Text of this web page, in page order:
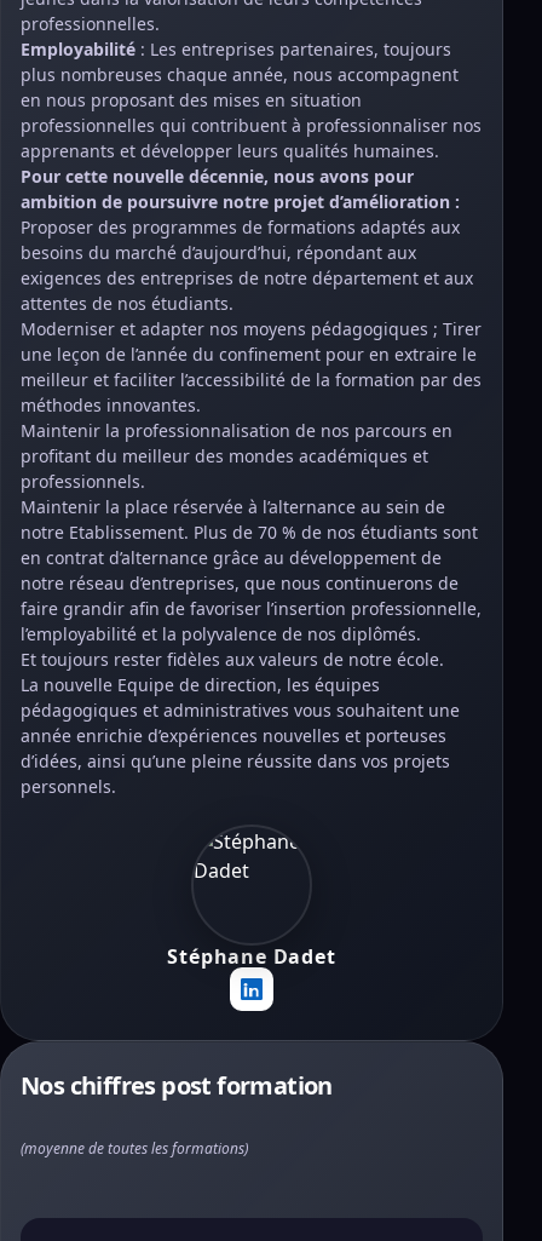
professionnelles.
Employabilité : Les entreprises partenaires, toujours
plus nombreuses chaque année, nous accompagnent
en nous proposant des mises en situation
professionnelles qui contribuent à professionnaliser nos
apprenants et développer leurs qualités humaines.
Pour cette nouvelle décennie, nous avons pour
ambition de poursuivre notre projet d’amélioration :
Proposer des programmes de formations adaptés aux
besoins du marché d’aujourd’hui, répondant aux
exigences des entreprises de notre département et aux
attentes de nos étudiants.
Moderniser et adapter nos moyens pédagogiques ; Tirer
une leçon de l’année du confinement pour en extraire le
meilleur et faciliter l’accessibilité de la formation par des
méthodes innovantes.
Maintenir la professionnalisation de nos parcours en
profitant du meilleur des mondes académiques et
professionnels.
Maintenir la place réservée à l’alternance au sein de
notre Etablissement. Plus de 70 % de nos étudiants sont
en contrat d’alternance grâce au développement de
notre réseau d’entreprises, que nous continuerons de
faire grandir afin de favoriser l’insertion professionnelle,
l’employabilité et la polyvalence de nos diplômés.
Et toujours rester fidèles aux valeurs de notre école.
La nouvelle Equipe de direction, les équipes
pédagogiques et administratives vous souhaitent une
année enrichie d’expériences nouvelles et porteuses
d’idées, ainsi qu’une pleine réussite dans vos projets
personnels.
Stéphane Dadet
Nos chiffres post formation
(moyenne de toutes les formations)